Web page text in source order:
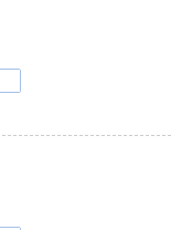
東北